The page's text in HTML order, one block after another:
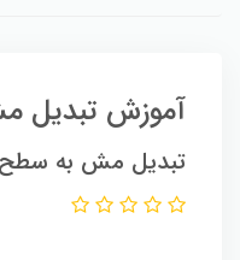
آموزش تبدیل
تبدیل مش به سطح